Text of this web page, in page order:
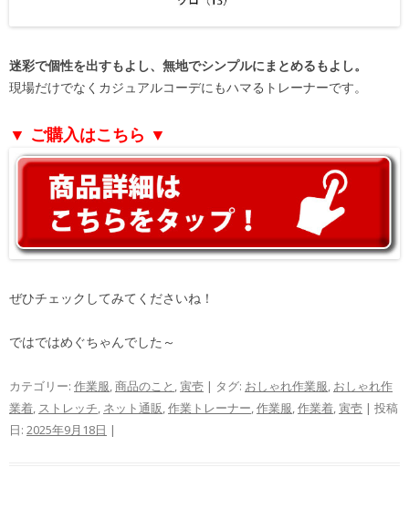
迷彩で個性を出すもよし、無地でシンプルにまとめるもよし。
現場だけでなくカジュアルコーデにもハマるトレーナーです。
▼ ご購入はこちら ▼
ぜひチェックしてみてくださいね！
ではではめぐちゃんでした～
カテゴリー: 作業服,商品のこと , 寅壱 | タグ: おしゃれ作業服, おしゃれ作
業着, ストレッチ, ネット通販,作業トレーナー,作業服,作業着, 寅壱 | 投稿
日: 2025年9月18日 |